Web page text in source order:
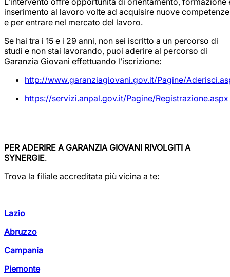
inserimento al lavoro volte ad acquisire nuove competenze
e per entrare nel mercato del lavoro.
Se hai tra i 15 e i 29 anni, non sei iscritto a un percorso di
studi e non stai lavorando, puoi aderire al percorso di
Garanzia Giovani effettuando l’iscrizione:
http://www.garanziagiovani.gov.it/Pagine/
https://servizi.anpal.gov.it/Pagine/Registrazione.aspx
PER ADERIRE A GARANZIA GIOVANI RIVOLGITI A
SYNERGIE.
Trova la filiale accreditata più vicina a te:
Lazio
Abruzzo
Campania
Piemonte